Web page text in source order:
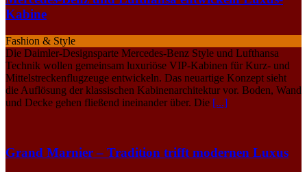
Kabine
Fashion & Style
Die Daimler-Designsparte Mercedes-Benz Style und Lufthansa
Technik wollen gemeinsam luxuriöse VIP-Kabinen für Kurz- und
Mittelstreckenflugzeuge entwickeln. Das neuartige Konzept sieht
die Auflösung der klassischen Kabinenarchitektur vor. Boden, Wand
und Decke gehen fließend ineinander über. Die [...]
Grand Marnier – Tradition trifft modernen Luxus